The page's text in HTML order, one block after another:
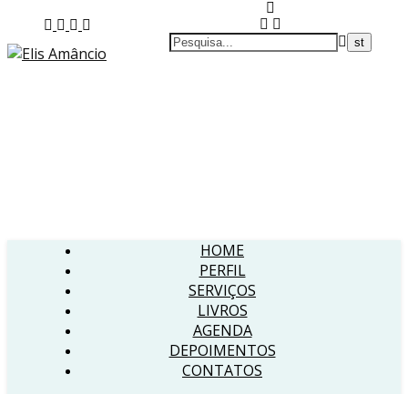
HOME
PERFIL
SERVIÇOS
LIVROS
AGENDA
DEPOIMENTOS
CONTATOS